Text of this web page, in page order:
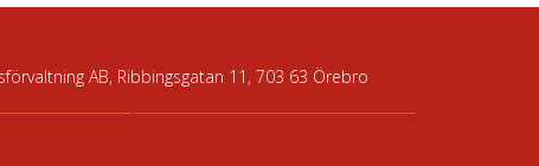
AB, Ribbingsgatan 11, 703 63 Örebro